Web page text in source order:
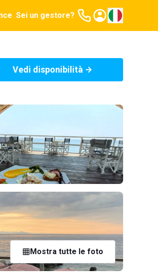
Sei un gestore?
Vedi disponibilità
Mostra tutte le foto